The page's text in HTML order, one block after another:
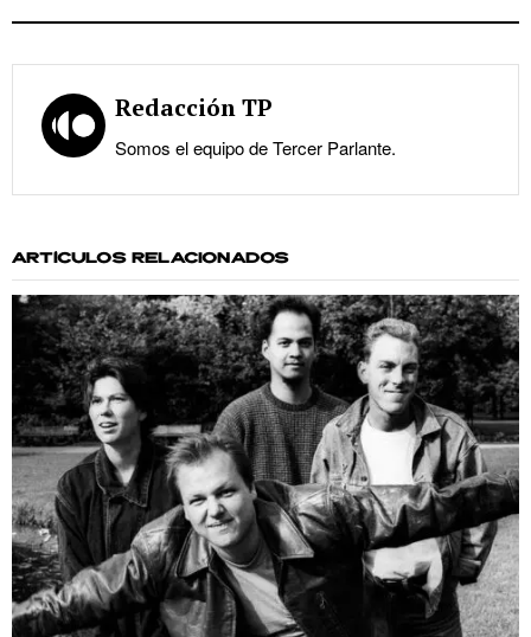
Redacción TP
Somos el equipo de Tercer Parlante.
ARTÍCULOS RELACIONADOS